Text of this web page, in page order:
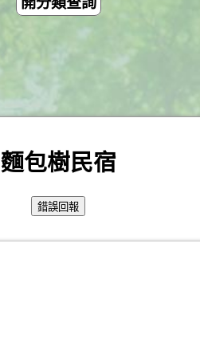
麵包樹民宿